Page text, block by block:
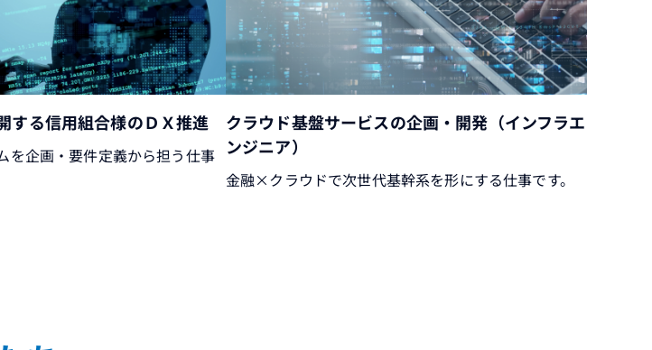
する信用組合様のＤＸ推進
を企画・要件定義から担う仕事
クラウド基盤サービスの企画・開発（インフラエ
ンジニア）
金融×クラウドで次世代基幹系を形にする仕事です。